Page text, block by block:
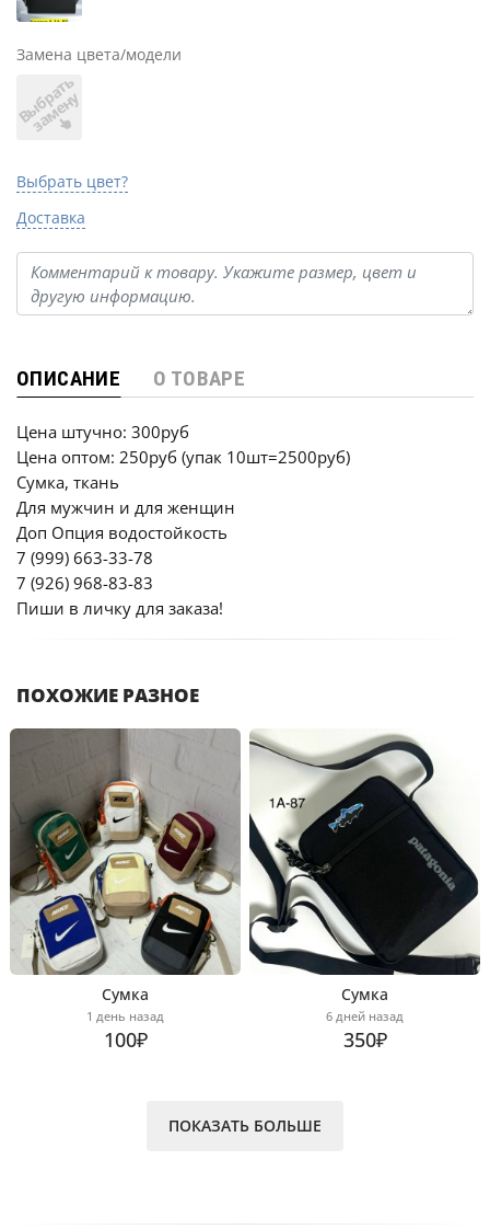
Замена цвета/модели
В
ы
б
р
а
т
ь
з
а
м
е
н
у
Выбрать цвет?
Доставка
ОПИСАНИЕ О ТОВАРЕ
Цена штучно: 300руб
Цена оптом: 250руб (упак 10шт=2500руб)
Сумка, ткань
Для мужчин и для женщин
Доп Опция водостойкость
7 (999) 663-33-78
7 (926) 968-83-83
Пиши в личку для заказа!
ПОХОЖИЕ РАЗНОЕ
Сумка
1 день назад
100₽
Сумка
6 дней назад
350₽
ПОКАЗАТЬ БОЛЬШЕ